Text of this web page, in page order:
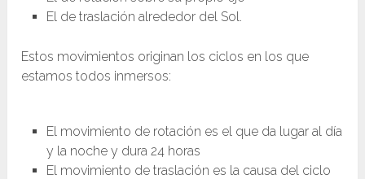
El de traslación alrededor del Sol.
Estos movimientos originan los ciclos en los que
estamos todos inmersos:
El movimiento de rotación es el que da lugar al día
y la noche y dura 24 horas
El movimiento de traslación es la causa del ciclo